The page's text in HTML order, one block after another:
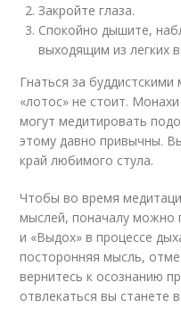
Закройте глаза.
Спокойно дышите,
выходящим из легких
Гнаться за
«лотос» не стоит.
могут медитировать
этому давно привычны.
край любимого стула.
Чтобы во время
мыслей, поначалу можно
и «Выдох» в процессе
посторонняя мысль,
вернитесь к осознанию
отвлекаться вы станете